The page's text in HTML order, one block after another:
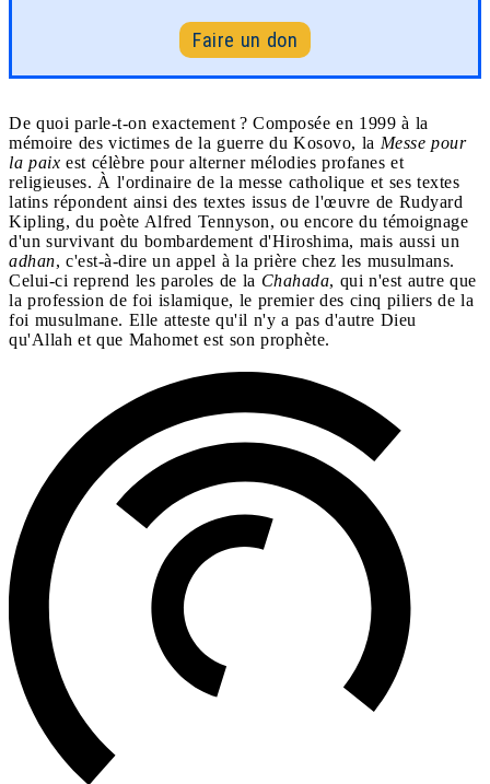
Faire un don
De quoi parle-t-on exactement ? Composée en 1999 à la
mémoire des victimes de la guerre du Kosovo, la Messe pour
la paix est célèbre pour alterner mélodies profanes et
religieuses. À l'ordinaire de la messe catholique et ses textes
latins répondent ainsi des textes issus de l'œuvre de Rudyard
Kipling, du poète Alfred Tennyson, ou encore du témoignage
d'un survivant du bombardement d'Hiroshima, mais aussi un
adhan, c'est-à-dire un appel à la prière chez les musulmans.
Celui-ci reprend les paroles de la Chahada, qui n'est autre que
la profession de foi islamique, le premier des cinq piliers de la
foi musulmane. Elle atteste qu'il n'y a pas d'autre Dieu
qu'Allah et que Mahomet est son prophète.